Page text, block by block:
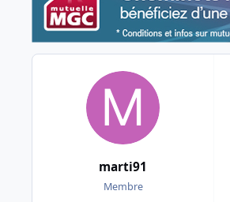
marti91
Membre